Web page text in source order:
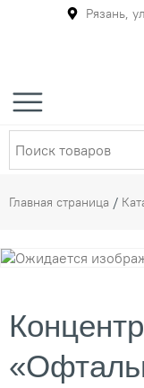
Рязань,
Главная страница /